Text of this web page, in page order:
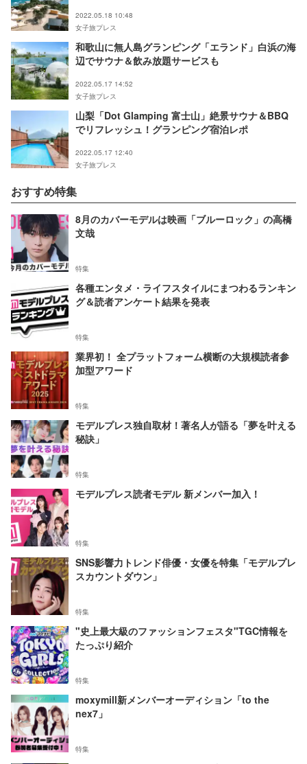
2022.05.18 10:48
女子旅プレス
和歌山に無人島グランピング「エランド」白浜の海
辺でサウナ＆飲み放題サービスも
2022.05.17 14:52
女子旅プレス
山梨「Dot Glamping 富士山」絶景サウナ＆BBQ
でリフレッシュ！グランピング宿泊レポ
2022.05.17 12:40
女子旅プレス
おすすめ特集
8月のカバーモデルは映画「ブルーロック」の高橋
文哉
特集
各種エンタメ・ライフスタイルにまつわるランキン
グ＆読者アンケート結果を発表
特集
業界初！ 全プラットフォーム横断の大規模読者参
加型アワード
特集
モデルプレス独自取材！著名人が語る「夢を叶える
秘訣」
特集
モデルプレス読者モデル 新メンバー加入！
特集
SNS影響力トレンド俳優・女優を特集「モデルプレ
スカウントダウン」
特集
"史上最大級のファッションフェスタ"TGC情報を
たっぷり紹介
特集
moxymill新メンバーオーディション「to the
nex7」
特集